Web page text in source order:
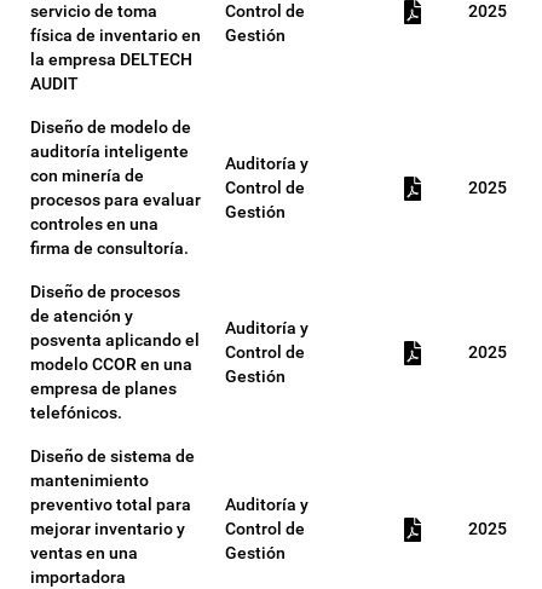
servicio de toma
física de inventario en
la empresa DELTECH
AUDIT
Control de
Gestión
2025
Diseño de modelo de
auditoría inteligente
con minería de
procesos para evaluar
controles en una
firma de consultoría.
Auditoría y
Control de
Gestión
2025
Diseño de procesos
de atención y
posventa aplicando el
modelo CCOR en una
empresa de planes
telefónicos.
Auditoría y
Control de
Gestión
2025
Diseño de sistema de
mantenimiento
preventivo total para
mejorar inventario y
ventas en una
importadora
Auditoría y
Control de
Gestión
2025